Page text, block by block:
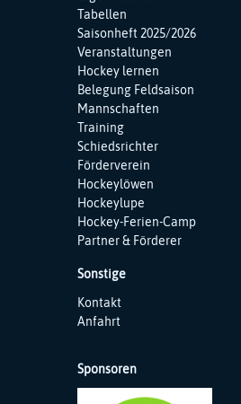
Tabellen
Saisonheft 2025/2026
Veranstaltungen
Hockey lernen
Belegung Feldsaison
Mannschaften
Training
Schiedsrichter
Förderverein
Hockeylöwen
Hockeylupe
Hockey-Ferien-Camp
Partner & Förderer
Sonstige
Navigation
überspringen
Kontakt
Anfahrt
Sponsoren